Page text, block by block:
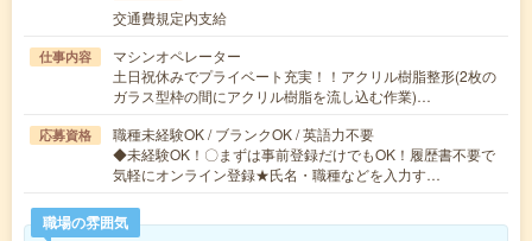
交通費規定内支給
仕事内容
マシンオペレーター
土日祝休みでプライベート充実！！アクリル樹脂整形(2枚の
ガラス型枠の間にアクリル樹脂を流し込む作業)…
応募資格
職種未経験OK / ブランクOK / 英語力不要
◆未経験OK！〇まずは事前登録だけでもOK！履歴書不要で
気軽にオンライン登録★氏名・職種などを入力す…
職場の雰囲気